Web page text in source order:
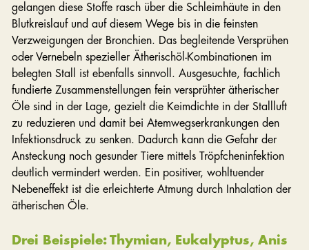
gelangen diese Stoffe rasch über die Schleimhäute in den
Blutkreislauf und auf diesem Wege bis in die feinsten
Verzweigungen der Bronchien. Das begleitende Versprühen
oder Vernebeln spezieller Ätherischöl-Kombinationen im
belegten Stall ist ebenfalls sinnvoll. Ausgesuchte, fachlich
fundierte Zusammenstellungen fein versprühter ätherischer
Öle sind in der Lage, gezielt die Keimdichte in der Stallluft
zu reduzieren und damit bei Atemwegserkrankungen den
Infektionsdruck zu senken. Dadurch kann die Gefahr der
Ansteckung noch gesunder Tiere mittels Tröpfcheninfektion
deutlich vermindert werden. Ein positiver, wohltuender
Nebeneffekt ist die erleichterte Atmung durch Inhalation der
ätherischen Öle.
Drei Beispiele: Thymian, Eukalyptus, Anis